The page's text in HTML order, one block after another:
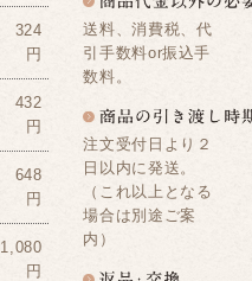
324
円
432
円
648
円
1,080
円
送料、消費税、代
引手数料or振込手
数料。
注文受付日より２
日以内に発送。
（これ以上となる
場合は別途ご案
内）